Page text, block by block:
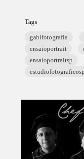
Tags
gabifotografia
ensaioportrait
ensaioportraitsp
estudiofotograficosp